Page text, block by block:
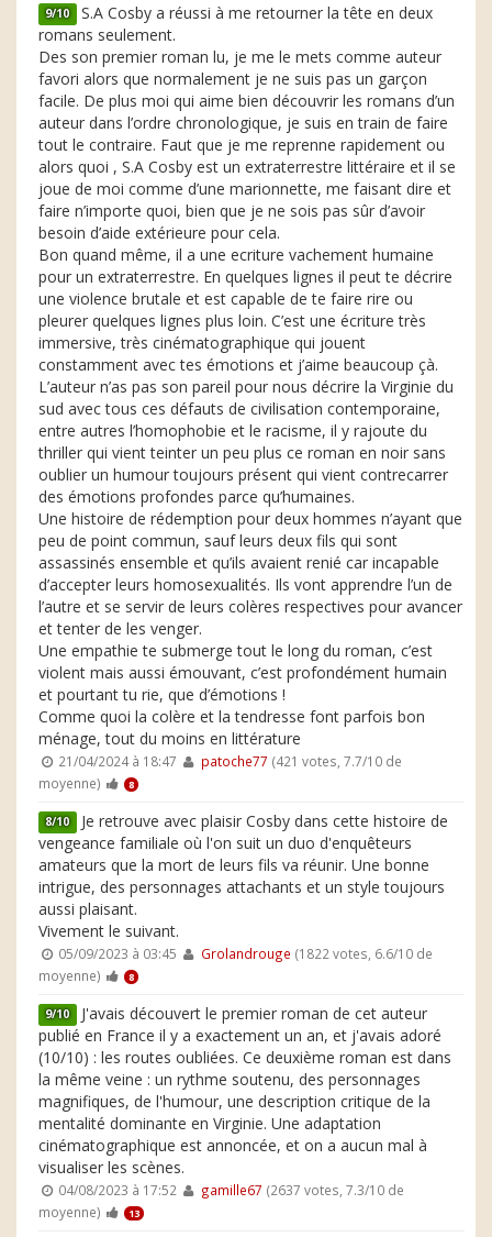
9/10 S.A Cosby a réussi à me retourner la tête en deux
romans seulement.
Des son premier roman lu, je me le mets comme auteur
favori alors que normalement je ne suis pas un garçon
facile. De plus moi qui aime bien découvrir les romans d’un
auteur dans l’ordre chronologique, je suis en train de faire
tout le contraire. Faut que je me reprenne rapidement ou
alors quoi , S.A Cosby est un extraterrestre littéraire et il se
joue de moi comme d’une marionnette, me faisant dire et
faire n’importe quoi, bien que je ne sois pas sûr d’avoir
besoin d’aide extérieure pour cela.
Bon quand même, il a une ecriture vachement humaine
pour un extraterrestre. En quelques lignes il peut te décrire
une violence brutale et est capable de te faire rire ou
pleurer quelques lignes plus loin. C’est une écriture très
immersive, très cinématographique qui jouent
constamment avec tes émotions et j’aime beaucoup çà.
L’auteur n’as pas son pareil pour nous décrire la Virginie du
sud avec tous ces défauts de civilisation contemporaine,
entre autres l’homophobie et le racisme, il y rajoute du
thriller qui vient teinter un peu plus ce roman en noir sans
oublier un humour toujours présent qui vient contrecarrer
des émotions profondes parce qu’humaines.
Une histoire de rédemption pour deux hommes n’ayant que
peu de point commun, sauf leurs deux fils qui sont
assassinés ensemble et qu’ils avaient renié car incapable
d’accepter leurs homosexualités. Ils vont apprendre l’un de
l’autre et se servir de leurs colères respectives pour avancer
et tenter de les venger.
Une empathie te submerge tout le long du roman, c’est
violent mais aussi émouvant, c’est profondément humain
et pourtant tu rie, que d’émotions !
Comme quoi la colère et la tendresse font parfois bon
ménage, tout du moins en littérature
21/04/2024 à 18:47 patoche77 (421 votes, 7.7/10 de
moyenne)
8
8/10 Je retrouve avec plaisir Cosby dans cette histoire de
vengeance familiale où l'on suit un duo d'enquêteurs
amateurs que la mort de leurs fils va réunir. Une bonne
intrigue, des personnages attachants et un style toujours
aussi plaisant.
Vivement le suivant.
05/09/2023 à 03:45 Grolandrouge (1822 votes, 6.6/10 de
moyenne)
8
9/10 J'avais découvert le premier roman de cet auteur
publié en France il y a exactement un an, et j'avais adoré
(10/10) : les routes oubliées. Ce deuxième roman est dans
la même veine : un rythme soutenu, des personnages
magnifiques, de l'humour, une description critique de la
mentalité dominante en Virginie. Une adaptation
cinématographique est annoncée, et on a aucun mal à
visualiser les scènes.
04/08/2023 à 17:52 gamille67 (2637 votes, 7.3/10 de
moyenne)
13